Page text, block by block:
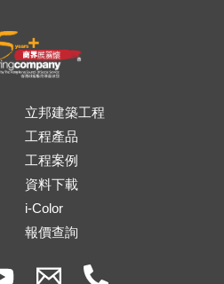
立邦建築工程
工程產品
工程案例
資料下載
i-Color
報價查詢